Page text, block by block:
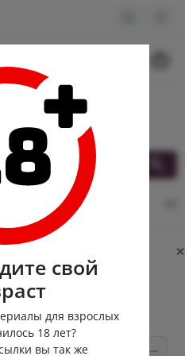
свой
для взрослых
18 лет?
вы так же
доставка
Кэшбек
×